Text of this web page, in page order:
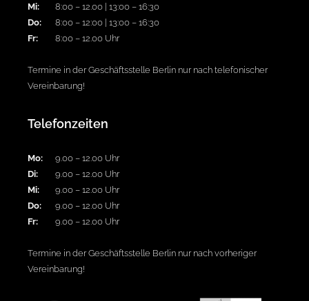
Mi:
8:00 – 12.00 | 13:00 – 16:30
Do:
8:00 – 12:00 | 13:00 – 16:30
Fr:
8:00 – 12.00 Uhr
Termine in der Geschäftsstelle Berlin nur nach telefonischer
Vereinbarung!
Telefonzeiten
Mo:
9.00 – 12.00 Uhr
Di:
9.00 – 12.00 Uhr
Mi:
9.00 – 12.00 Uhr
Do:
9.00 – 12.00 Uhr
Fr:
9.00 – 12.00 Uhr
Termine in der Geschäftsstelle Berlin nur nach vorheriger
Vereinbarung!